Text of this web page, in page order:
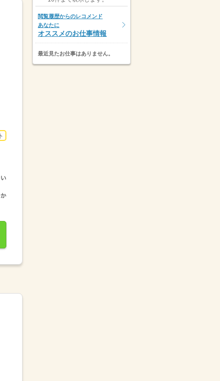
閲覧履歴からのレコメンド
あなたに
オススメのお仕事情報
最近見たお仕事はありません。